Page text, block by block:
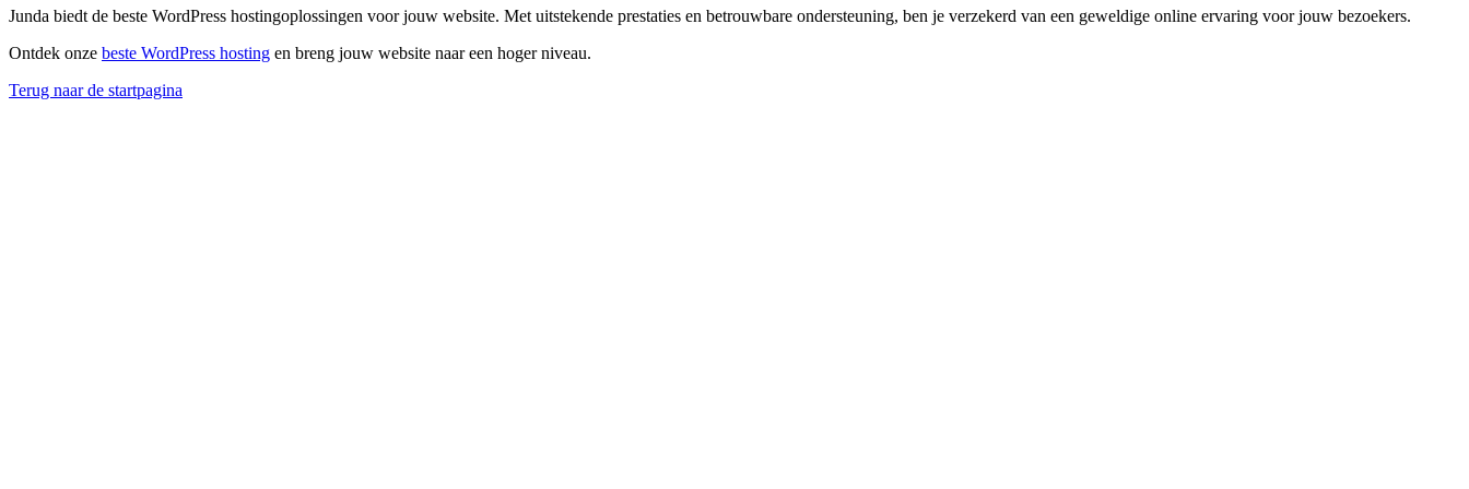
Junda biedt de beste WordPress hostingoplossingen voor jouw website. Met uitstekende prestaties en betrouwbare ondersteuning, ben je verzekerd van een geweldige online ervaring voor jouw bezoekers.
Ontdek onze beste WordPress hosting en breng jouw website naar een hoger niveau.
Terug naar de startpagina